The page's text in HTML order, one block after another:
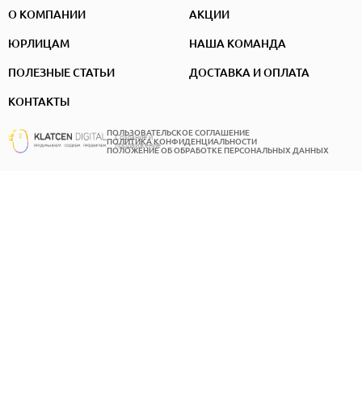
О КОМПАНИИ АКЦИИ
ЮРЛИЦАМ НАША КОМАНДА
ПОЛЕЗНЫЕ СТАТЬИ ДОСТАВКА И ОПЛАТА
КОНТАКТЫ
Создание и
продвижение
ПОЛЬЗОВАТЕЛЬСКОЕ СОГЛАШЕНИЕ
ПОЛИТИКА КОНФИДЕНЦИАЛЬНОСТИ
ПОЛОЖЕНИЕ ОБ ОБРАБОТКЕ ПЕРСОНАЛЬНЫХ ДАННЫХ